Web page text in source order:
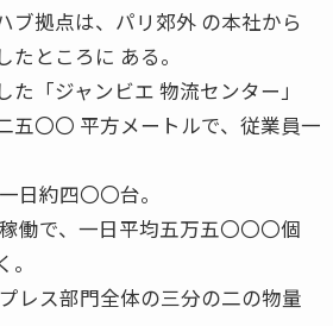
ブ拠点は、パリ郊外 の本社から
ところに ある。
た「ジャンビエ 物流センター」
五〇〇 平方メートルで、従業員一
日約四〇〇台。
働で、一日平均五万五〇〇〇個
レス部門全体の三分の二の物量